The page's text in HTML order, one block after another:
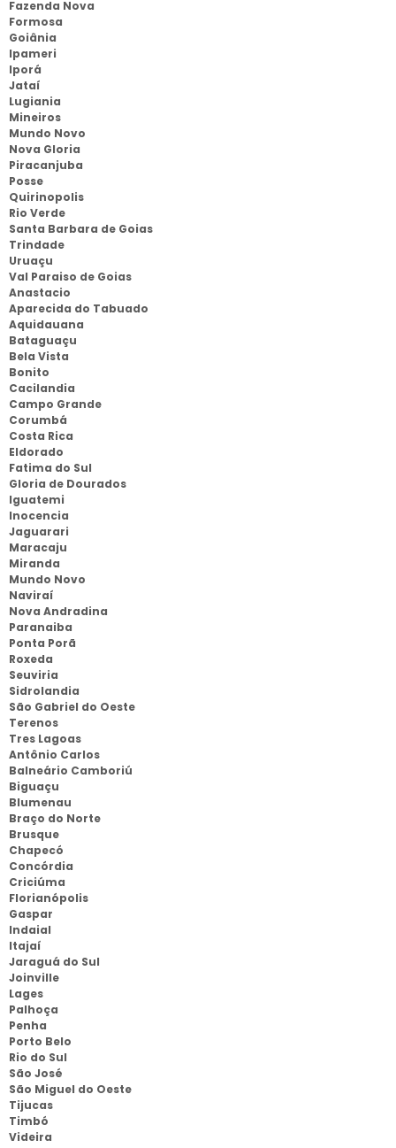
Fazenda Nova
Formosa
Goiânia
Ipameri
Iporá
Jataí
Lugiania
Mineiros
Mundo Novo
Nova Gloria
Piracanjuba
Posse
Quirinopolis
Rio Verde
Santa Barbara de Goias
Trindade
Uruaçu
Val Paraiso de Goias
Anastacio
Aparecida do Tabuado
Aquidauana
Bataguaçu
Bela Vista
Bonito
Cacilandia
Campo Grande
Corumbá
Costa Rica
Eldorado
Fatima do Sul
Gloria de Dourados
Iguatemi
Inocencia
Jaguarari
Maracaju
Miranda
Mundo Novo
Naviraí
Nova Andradina
Paranaiba
Ponta Porã
Roxeda
Seuviria
Sidrolandia
São Gabriel do Oeste
Terenos
Tres Lagoas
Antônio Carlos
Balneário Camboriú
Biguaçu
Blumenau
Braço do Norte
Brusque
Chapecó
Concórdia
Criciúma
Florianópolis
Gaspar
Indaial
Itajaí
Jaraguá do Sul
Joinville
Lages
Palhoça
Penha
Porto Belo
Rio do Sul
São José
São Miguel do Oeste
Tijucas
Timbó
Videira